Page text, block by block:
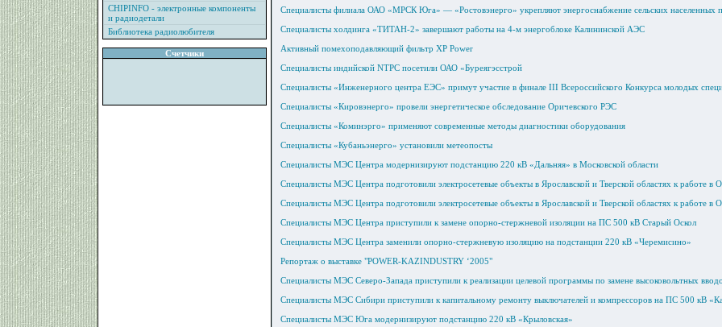
CHIPINFO - электронные компоненты
и радиодетали
Библиотека радиолюбителя
Счетчики
Специалисты филиала ОАО «МРСК Юга» — «Ростовэнерго» укрепляют энергоснабжение сельских населенных
Специалисты холдинга «ТИТАН-2» завершают работы на 4-м энергоблоке Калининской АЭС
Активный помехоподавляющий фильтр XP Power
Специалисты индийской NTPC посетили ОАО «Буреягэсстрой
Специалисты «Инженерного центра ЕЭС» примут участие в финале III Всероссийского Конкурса молодых
Специалисты «Кировэнерго» провели энергетическое обследование Оричевского РЭС
Специалисты «Коминэрго» применяют современные методы диагностики оборудования
Специалисты «Кубаньэнерго» установили метеопосты
Специалисты МЭС Центра модернизируют подстанцию 220 кВ «Дальняя» в Московской области
Специалисты МЭС Центра подготовили электросетевые объекты в Ярославской и Тверской областях к работе в
Специалисты МЭС Центра подготовили электросетевые объекты в Ярославской и Тверской областях к работе в
Специалисты МЭС Центра приступили к замене опорно-стержневой изоляции на ПС 500 кВ Старый Оскол
Специалисты МЭС Центра заменили опорно-стержневую изоляцию на подстанции 220 кВ «Черемисино»
Репортаж о выставке "POWER-KAZINDUSTRY ‘2005"
Специалисты МЭС Северо-Запада приступили к реализации целевой программы по замене высоковольтных
Специалисты МЭС Сибири приступили к капитальному ремонту выключателей и компрессоров на ПС 500 кВ
Специалисты МЭС Юга модернизируют подстанцию 220 кВ «Крыловская»